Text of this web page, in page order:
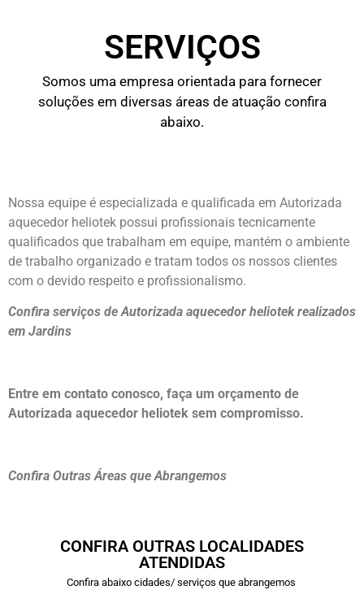
SERVIÇOS
Somos uma empresa orientada para fornecer
soluções em diversas áreas de atuação confira
abaixo.
Nossa equipe é especializada e qualificada em Autorizada
aquecedor heliotek possui profissionais tecnicamente
qualificados que trabalham em equipe, mantém o ambiente
de trabalho organizado e tratam todos os nossos clientes
com o devido respeito e profissionalismo.
Confira serviços de Autorizada aquecedor heliotek realizados
em Jardins
Entre em contato conosco, faça um orçamento de
Autorizada aquecedor heliotek sem compromisso.
Confira Outras Áreas que Abrangemos
CONFIRA OUTRAS LOCALIDADES
ATENDIDAS
Confira abaixo cidades/ serviços que abrangemos